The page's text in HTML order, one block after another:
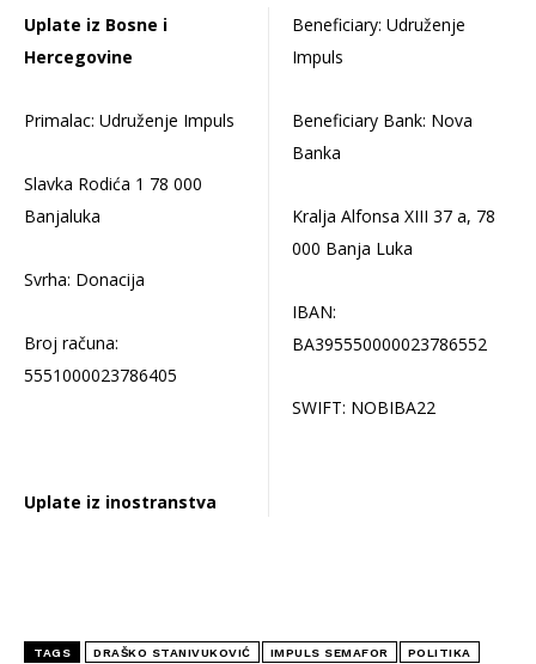
Uplate iz Bosne i
Hercegovine
Primalac: Udruženje Impuls
Slavka Rodića 1 78 000
Banjaluka
Svrha: Donacija
Broj računa:
5551000023786405
Uplate iz inostranstva
Beneficiary: Udruženje
Impuls
Beneficiary Bank: Nova
Banka
Kralja Alfonsa XIII 37 a, 78
000 Banja Luka
IBAN:
BA395550000023786552
SWIFT: NOBIBA22
TAGS DRAŠKO STANIVUKOVIĆ IMPULS SEMAFOR POLITIKA